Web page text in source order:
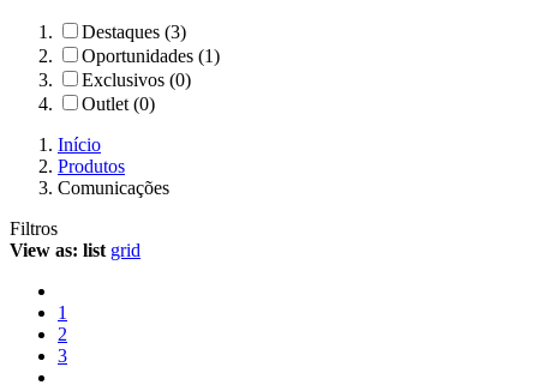
Destaques (3)
Oportunidades (1)
Exclusivos (0)
Outlet (0)
Início
Produtos
Comunicações
Filtros
View as: list grid
1
2
3